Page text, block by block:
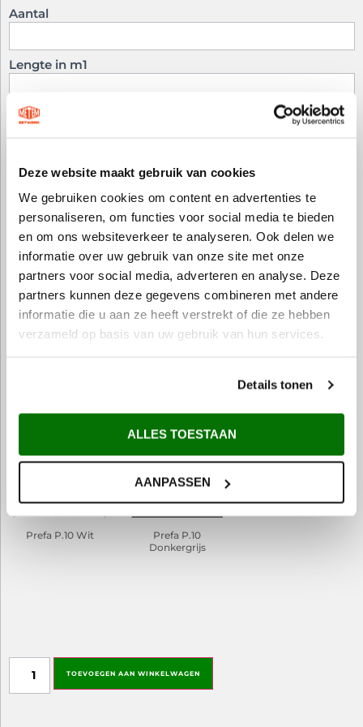
Deze website maakt gebruik van cookies
We gebruiken cookies om content en advertenties te
personaliseren, om functies voor social media te bieden
en om ons websiteverkeer te analyseren. Ook delen we
informatie over uw gebruik van onze site met onze
partners voor social media, adverteren en analyse. Deze
partners kunnen deze gegevens combineren met andere
informatie die u aan ze heeft verstrekt of die ze hebben
verzameld op basis van uw gebruik van hun services.
Details tonen
ALLES TOESTAAN
AANPASSEN
Aantal
Lengte in m1
Totale lengte
Kleur aluminium
Zinkgrijs
Prefa P.10 Wit
Prefa P.10
Donkergrijs
This field is used to attach the image of the rendered drawing to the order.
TOEVOEGEN AAN WINKELWAGEN